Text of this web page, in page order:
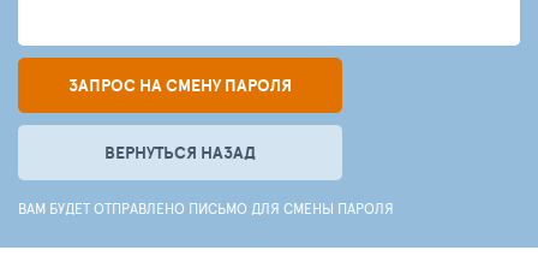
ЗАПРОС НА СМЕНУ ПАРОЛЯ
ВЕРНУТЬСЯ НАЗАД
ВАМ БУДЕТ ОТПРАВЛЕНО ПИСЬМО ДЛЯ СМЕНЫ ПАРОЛЯ